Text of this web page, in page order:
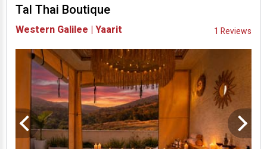
Availability and
Prices
Tal Thai Boutique
Western Galilee | Yaarit 1 Reviews